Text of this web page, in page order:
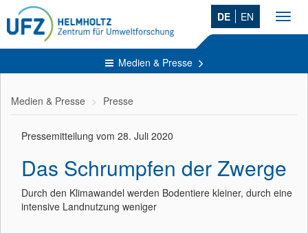
DE EN
Medien & Presse
Medien & Presse Presse
Pressemitteilung vom 28. Juli 2020
Das Schrumpfen der Zwerge
Durch den Klimawandel werden Bodentiere kleiner, durch eine
intensive Landnutzung weniger